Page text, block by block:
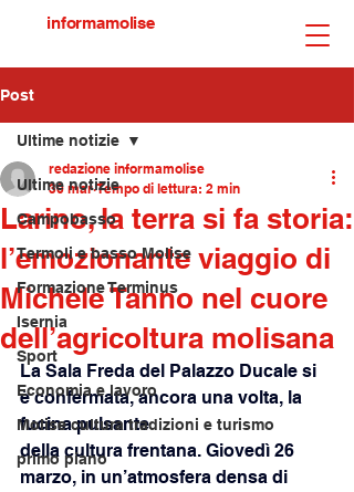
informamolise
Post
Ultime notizie
Campobasso
Termoli e basso Molise
Formazione Terminus
Isernia
Sport
Economia e lavoro
Molise cultura tradizioni e turismo
primo piano
Ultime notizie
Larino, la terra si fa storia:
l’emozionante viaggio di
Michele Tanno nel cuore
dell’agricoltura molisana
redazione informamolise
30 mar Tempo di lettura: 2 min
La Sala Freda del Palazzo Ducale si
è confermata, ancora una volta, la
fucina pulsante
della cultura frentana. Giovedì 26
marzo, in un’atmosfera densa di